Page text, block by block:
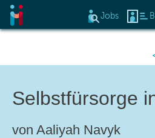
Jobs
Das Konzept
Jobangebote
Benefits
Selbstfürsorge
von Aaliyah Navyk